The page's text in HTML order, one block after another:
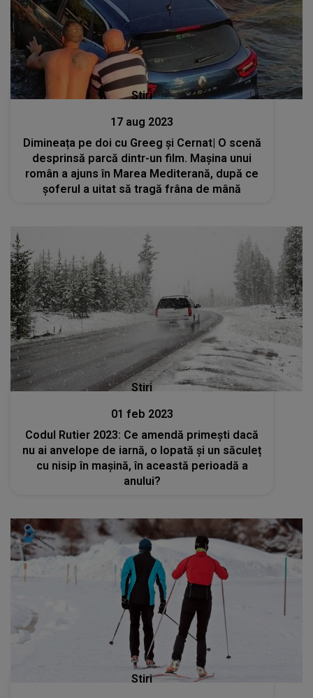
Stiri
17 aug 2023
Dimineața pe doi cu Greeg și Cernat| O scenă
desprinsă parcă dintr-un film. Maşina unui
român a ajuns în Marea Mediterană, după ce
şoferul a uitat să tragă frâna de mână
Stiri
01 feb 2023
Codul Rutier 2023: Ce amendă primești dacă
nu ai anvelope de iarnă, o lopată și un săculeț
cu nisip în mașină, în această perioadă a
anului?
Stiri